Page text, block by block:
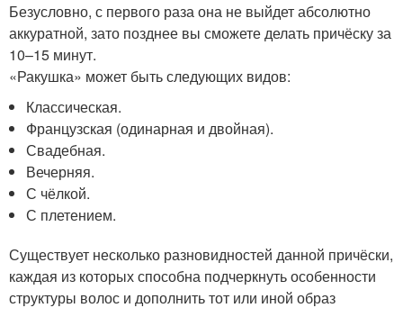
Безусловно, с первого раза она не выйдет абсолютно
аккуратной, зато позднее вы сможете делать причёску за
10–15 минут.
«Ракушка» может быть следующих видов:
Классическая.
Французская (одинарная и двойная).
Свадебная.
Вечерняя.
С чёлкой.
С плетением.
Существует несколько разновидностей данной причёски,
каждая из которых способна подчеркнуть особенности
структуры волос и дополнить тот или иной образ